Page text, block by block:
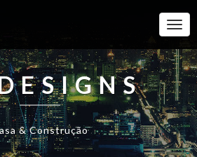
& Construção